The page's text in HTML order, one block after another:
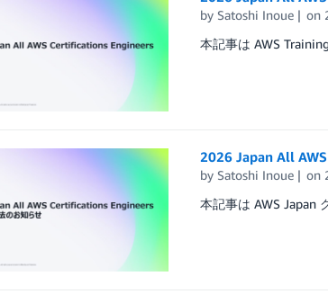
by Satoshi Inoue on
本記事は AWS
2026 Japan All
by Satoshi Inoue on
本記事は AWS Japan